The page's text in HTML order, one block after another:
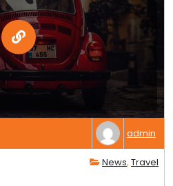
admin
News, Travel